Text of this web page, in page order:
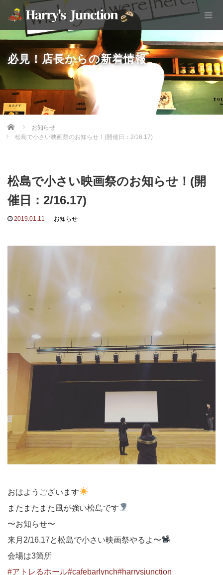
必見！店長からの新着情報
Home
お知らせ
松島で小さい映画祭のお知らせ！(開催日：2/16.17)
松島で小さい映画祭のお知らせ！(開
催日：2/16.17)
2019.01.11 お知らせ
おはようございます
またまたまた風が強い松島です
〜お知らせ〜
来月2/16.17と松島で小さい映画祭やるよ〜
会場は3箇所
#アトレるホール#cafebarlynch#harrysjunction